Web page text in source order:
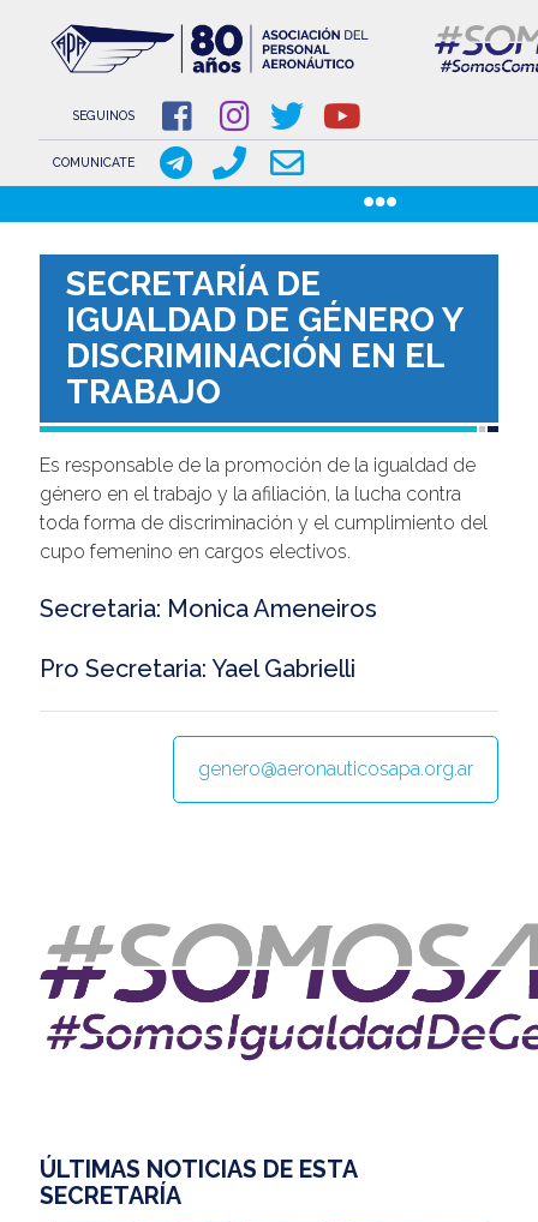
contenido
SEGUINOS
COMUNICATE
SECRETARÍA DE
IGUALDAD DE GÉNERO Y
DISCRIMINACIÓN EN EL
TRABAJO
Es responsable de la promoción de la igualdad de
género en el trabajo y la afiliación, la lucha contra
toda forma de discriminación y el cumplimiento del
cupo femenino en cargos electivos.
Secretaria: Monica Ameneiros
Pro Secretaria: Yael Gabrielli
genero@aeronauticosapa.org.ar
ÚLTIMAS NOTICIAS DE ESTA
SECRETARÍA
NOVEDADES
COMUNICACIONES
COMUNICACIONES DE LOS GREMIOS AERONÁUTICOS
GACETILLAS
DOCUMENTOS
INSTITUCIONAL
SOBRE APA
COMISIÓN DIRECTIVA
www.aeronauticosapa.org.ar
Apa Aeronauticos
t.me/canal_APA
(011) 4823 0294
@apa_oficial
info@apaeronauticos.org.ar
OTRAS SECCIONES
ELECCIÓN DE DELEGADXS